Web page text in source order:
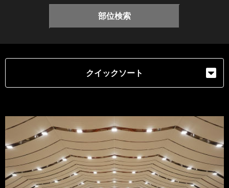
部位検索
クイックソート